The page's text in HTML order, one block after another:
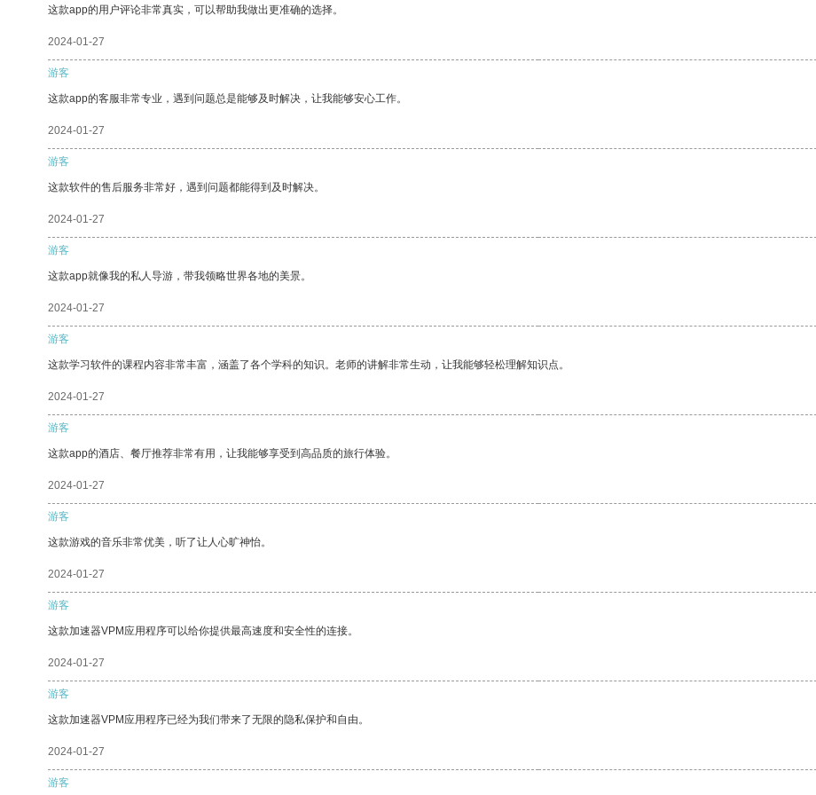
这款app的用户评论非常真实，可以帮助我做出更准确的选择。
2024-01-27
游客
这款app的客服非常专业，遇到问题总是能够及时解决，让我能够安心工作。
2024-01-27
游客
这款软件的售后服务非常好，遇到问题都能得到及时解决。
2024-01-27
游客
这款app就像我的私人导游，带我领略世界各地的美景。
2024-01-27
游客
这款学习软件的课程内容非常丰富，涵盖了各个学科的知识。老师的讲解非常生动，让我能够轻松理解知识点。
2024-01-27
游客
这款app的酒店、餐厅推荐非常有用，让我能够享受到高品质的旅行体验。
2024-01-27
游客
这款游戏的音乐非常优美，听了让人心旷神怡。
2024-01-27
游客
这款加速器VPM应用程序可以给你提供最高速度和安全性的连接。
2024-01-27
游客
这款加速器VPM应用程序已经为我们带来了无限的隐私保护和自由。
2024-01-27
游客